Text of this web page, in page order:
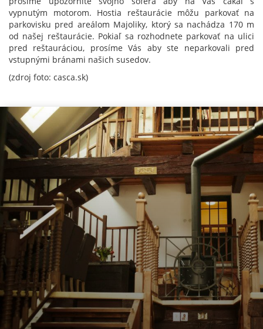
vypnutým motorom. Hostia reštaurácie môžu parkovať na
parkovisku pred areálom Majoliky, ktorý sa nachádza 170 m
od našej reštaurácie. Pokiaľ sa rozhodnete parkovať na ulici
pred reštauráciou, prosíme Vás aby ste neparkovali pred
vstupnými bránami našich susedov.
(zdroj foto: casca.sk)